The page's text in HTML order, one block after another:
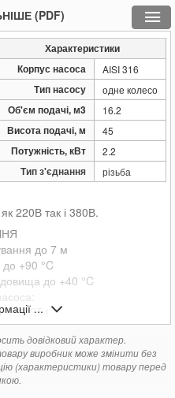
10 975грн.
12 194грн.
12 194
16 005
12 194
16 005грн.
16 767грн.
21 187грн.
16 767грн.
21 187грн.
(PDF)
Характеристики
Корпус насоса
AISI 316
Тип насосу одне колесо
Об'єм подачі, м3 16.2
Висота подачі, м 45
Потужність, кВт 2.2
Тип з'єднання різьба
220В так і 380В.
до 7 м
до +90 °C
до +40 °C
ST4
...
довідковий характер.
виробник може змінити без
(характеристики) товару перед